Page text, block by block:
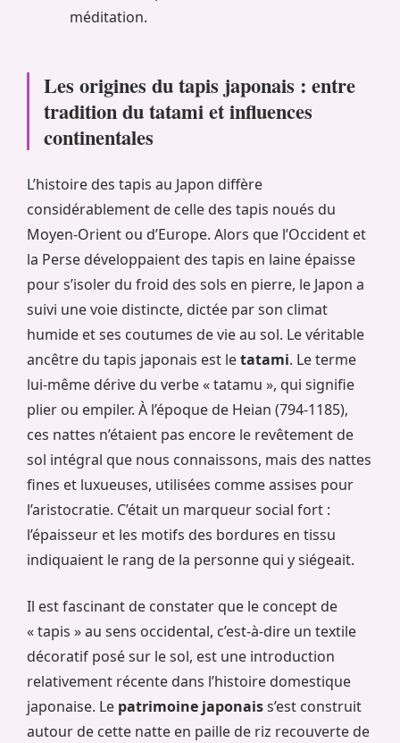
méditation.
Les origines du tapis japonais : entre
tradition du tatami et influences
continentales
L’histoire des tapis au Japon diffère
considérablement de celle des tapis noués du
Moyen-Orient ou d’Europe. Alors que l’Occident et
la Perse développaient des tapis en laine épaisse
pour s’isoler du froid des sols en pierre, le Japon a
suivi une voie distincte, dictée par son climat
humide et ses coutumes de vie au sol. Le véritable
ancêtre du tapis japonais est letatami. Le terme
lui-même dérive du verbe « tatamu », qui signifie
plier ou empiler. À l’époque de Heian (794-1185),
ces nattes n’étaient pas encore le revêtement de
sol intégral que nous connaissons, mais des nattes
fines et luxueuses, utilisées comme assises pour
l’aristocratie. C’était un marqueur social fort :
l’épaisseur et les motifs des bordures en tissu
indiquaient le rang de la personne qui y siégeait.
Il est fascinant de constater que le concept de
« tapis » au sens occidental, c’est-à-dire un textile
décoratif posé sur le sol, est une introduction
relativement récente dans l’histoire domestique
japonaise. Le patrimoine japonaiss’est construit
autour de cette natte en paille de riz recouverte de